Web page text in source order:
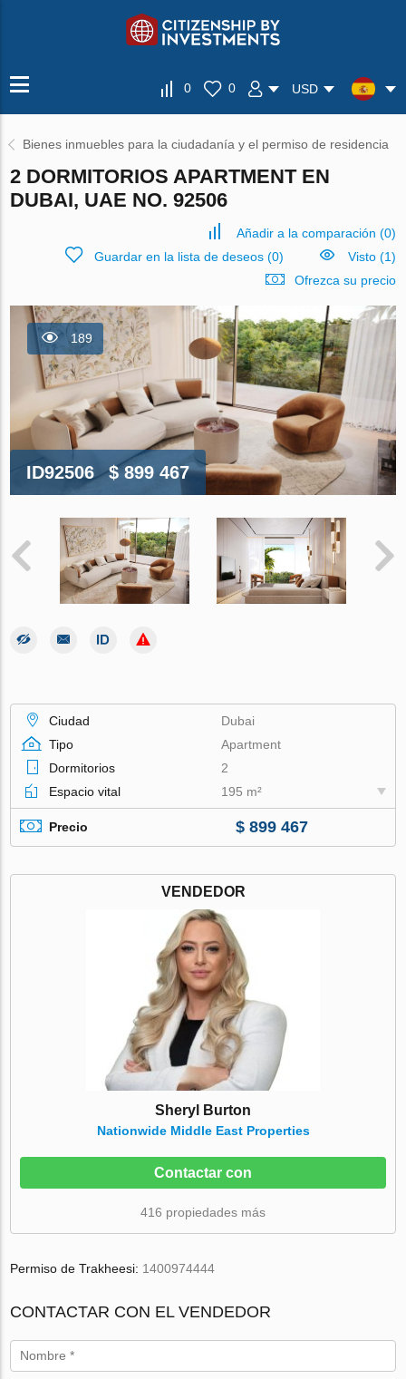
0 0 USD
Bienes inmuebles para la ciudadanía y el permiso de residencia
2 DORMITORIOS APARTMENT EN
DUBAI, UAE NO. 92506
Añadir a la comparación (0)
Guardar en la lista de deseos(0)
Visto (1)
Ofrezca su precio
189
ID92506 $ 899 467
Ciudad
Dubai
Tipo
Apartment
Dormitorios
2
Espacio vital
195 m²
Precio $ 899 467
VENDEDOR
Sheryl Burton
Nationwide Middle East Properties
Contactar con
416 propiedades más
Permiso de Trakheesi: 1400974444
CONTACTAR CON EL VENDEDOR